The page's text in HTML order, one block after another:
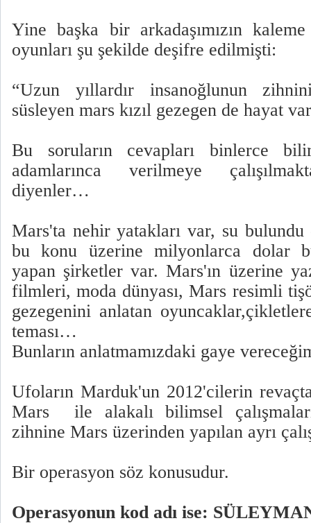
Yine başka bir arkadaşımızın
oyunları şu şekilde deşifre edilmişti:
“Uzun yıllardır insanoğlunun
süsleyen mars kızıl gezegen de hayat
Bu soruların cevapları binlerce
adamlarınca verilmeye
diyenler…
Mars'ta nehir yatakları var, su
bu konu üzerine milyonlarca dolar
yapan şirketler var. Mars'ın üzerine
filmleri, moda dünyası, Mars resimli
gezegenini anlatan
teması…
Bunların anlatmamızdaki gaye
Ufoların Marduk'un 2012'cilerin
Mars
ile alakalı bilimsel
zihnine Mars üzerinden yapılan ayrı
Bir operasyon söz konusudur.
Operasyonun kod adı ise: